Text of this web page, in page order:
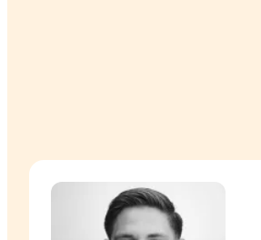
Lasse August Søndergaard -